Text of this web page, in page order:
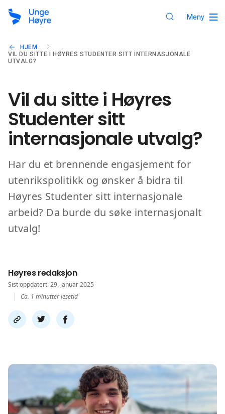
Meny
HJEM
VIL DU SITTE I HØYRES STUDENTER SITT INTERNASJONALE
UTVALG?
Vil du sitte i Høyres
Studenter sitt
internasjonale utvalg?
Har du et brennende engasjement for
utenrikspolitikk og ønsker å bidra til
Høyres Studenter sitt internasjonale
arbeid? Da burde du søke internasjonalt
utvalg!
Høyres redaksjon
Sist oppdatert: 29. januar 2025
Ca. 1 minutter lesetid
Del
link
Del
på
Del
på